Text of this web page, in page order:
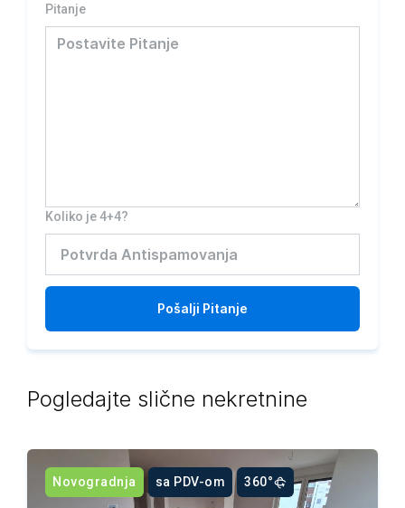
Pitanje
Koliko je 4+4?
Pošalji Pitanje
Pogledajte slične nekretnine
Novogradnja sa PDV-om 360°